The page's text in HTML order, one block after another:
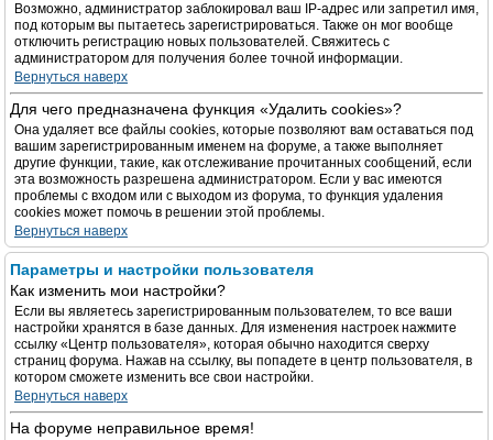
Возможно, администратор заблокировал ваш IP-адрес или запретил имя,
под которым вы пытаетесь зарегистрироваться. Также он мог вообще
отключить регистрацию новых пользователей. Свяжитесь с
администратором для получения более точной информации.
Вернуться наверх
Для чего предназначена функция «Удалить cookies»?
Она удаляет все файлы cookies, которые позволяют вам оставаться под
вашим зарегистрированным именем на форуме, а также выполняет
другие функции, такие, как отслеживание прочитанных сообщений, если
эта возможность разрешена администратором. Если у вас имеются
проблемы с входом или с выходом из форума, то функция удаления
cookies может помочь в решении этой проблемы.
Вернуться наверх
Параметры и настройки пользователя
Как изменить мои настройки?
Если вы являетесь зарегистрированным пользователем, то все ваши
настройки хранятся в базе данных. Для изменения настроек нажмите
ссылку «Центр пользователя», которая обычно находится сверху
страниц форума. Нажав на ссылку, вы попадете в центр пользователя, в
котором сможете изменить все свои настройки.
Вернуться наверх
На форуме неправильное время!